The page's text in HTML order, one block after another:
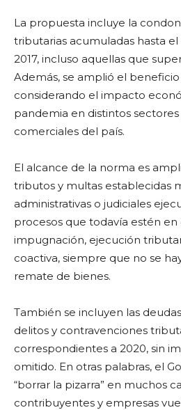
La propuesta incluye la
tributarias acumuladas hasta
2017, incluso aquellas que
Además, se amplió el
considerando el impacto
pandemia en distintos
comerciales del país.
El alcance de la norma es
tributos y multas establecidas
administrativas o judiciales
procesos que todavía estén en
impugnación, ejecución
coactiva, siempre que no se
remate de bienes.
También se incluyen las
delitos y contravenciones
correspondientes a 2020, sin
omitido. En otras palabras, el
“borrar la pizarra” en muchos
contribuyentes y empresas